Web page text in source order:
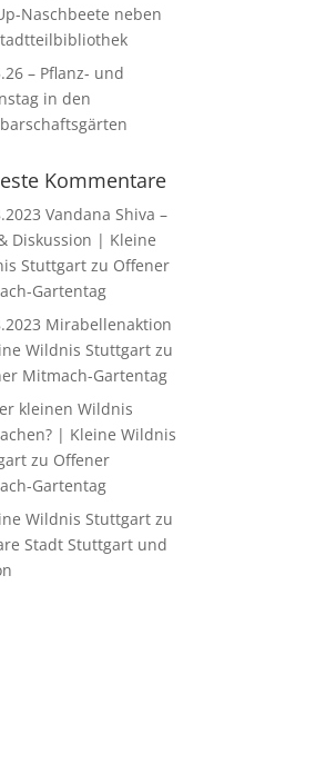
Naschbeete neben
– Pflanz- und
in den
Kommentare
Vandana Shiva –
Diskussion | Kleine
Stuttgart zu Offener
Gartentag
Mirabellenaktion
Wildnis Stuttgart zu
Mitmach-Gartentag
kleinen Wildnis
| Kleine Wildnis
zu Offener
Gartentag
Wildnis Stuttgart zu
Stadt Stuttgart und